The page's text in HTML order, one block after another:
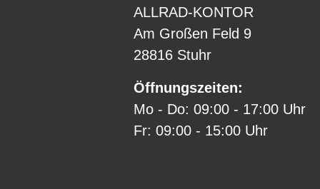
ALLRAD-KONTOR
Am Großen Feld 9
28816 Stuhr
Öffnungszeiten:
Mo - Do: 09:00 - 17:00 Uhr
Fr: 09:00 - 15:00 Uhr